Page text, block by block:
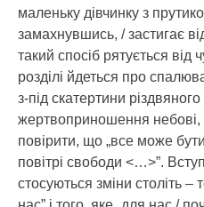
маленьку дівчинку з
замахнувшись, / застигає
такий спосіб рятується
розділі йдеться про
з-під скатертини
жертвоприношення небові,
повірити, що „все може
повітрі свободи <…>”.
стосуються зміни століть